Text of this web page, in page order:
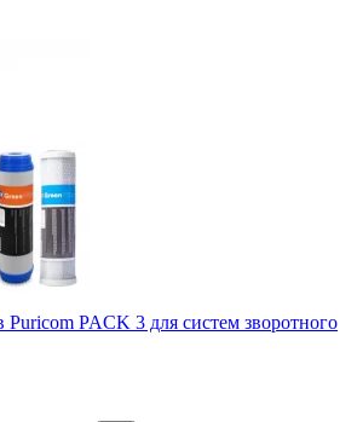
Puricom PACK 3 для систем зворотного